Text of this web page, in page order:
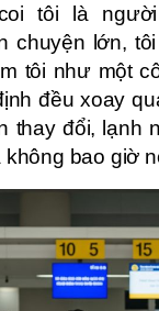
tôi là
chuyện lớn,
tôi như một
đều xoay
thay đổi, lạnh
bao giờ